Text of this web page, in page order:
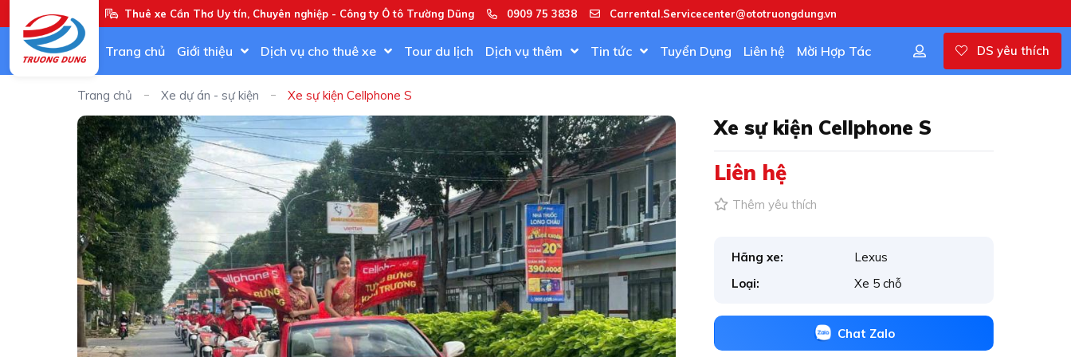
Thuê xe Cần Thơ Uy tín, Chuyên nghiệp - Công ty Ô tô Trường Dũng 0909 75 3838 Carrental.Servicecenter@ototruongdung.vn
Trang chủ Giới thiệu Dịch vụ cho thuê xe Tour du lịch Dịch vụ thêm Tin tức Tuyển Dụng Liên hệ Mời Hợp Tác DS yêu thích
Trang chủ Xe dự án - sự kiện Xe sự kiện Cellphone S
Xe sự kiện Cellphone S
Liên hệ
Thêm yêu thích
Hãng xe:
Lexus
Loại:
Xe 5 chỗ
Chat Zalo